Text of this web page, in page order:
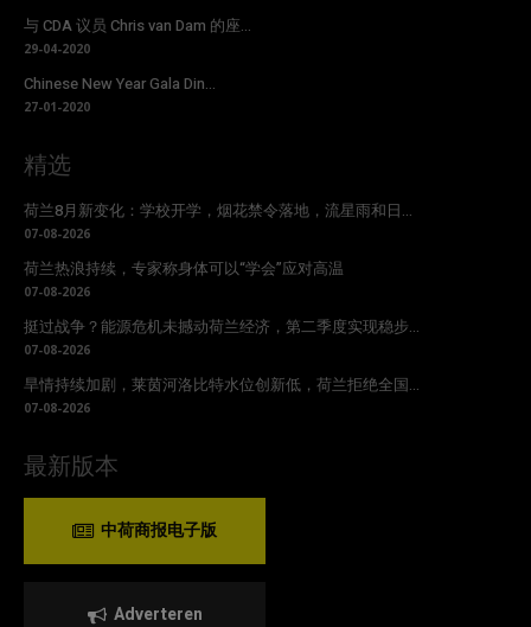
与 CDA 议员 Chris van Dam 的座...
29-04-2020
Chinese New Year Gala Din...
27-01-2020
精选
荷兰8月新变化：学校开学，烟花禁令落地，流星雨和日...
07-08-2026
荷兰热浪持续，专家称身体可以“学会”应对高温
07-08-2026
挺过战争？能源危机未撼动荷兰经济，第二季度实现稳步...
07-08-2026
旱情持续加剧，莱茵河洛比特水位创新低，荷兰拒绝全国...
07-08-2026
最新版本
中荷商报电子版
Adverteren